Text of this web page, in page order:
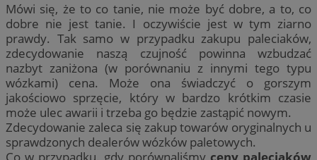
Mówi się, że to co tanie, nie może być dobre, a to, co
dobre nie jest tanie. I oczywiście jest w tym ziarno
prawdy. Tak samo w przypadku zakupu paleciaków,
zdecydowanie naszą czujność powinna wzbudzać
nazbyt zaniżona (w porównaniu z innymi tego typu
wózkami) cena. Może ona świadczyć o gorszym
jakościowo sprzęcie, który w bardzo krótkim czasie
może ulec awarii i trzeba go będzie zastąpić nowym.
Zdecydowanie zaleca się zakup towarów oryginalnych u
sprawdzonych dealerów wózków paletowych.